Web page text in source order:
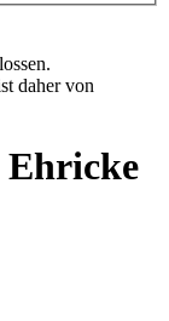
daher von